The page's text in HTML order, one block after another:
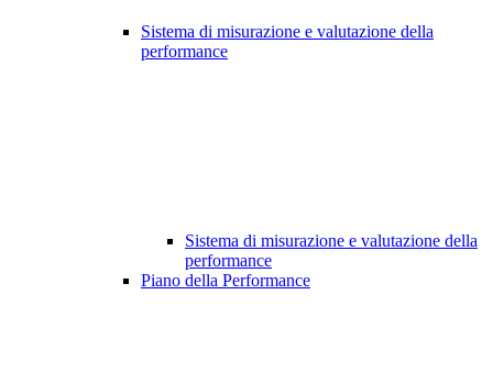
Sistema di misurazione e valutazione della
performance
Sistema di misurazione e valutazione della
performance
Piano della Performance